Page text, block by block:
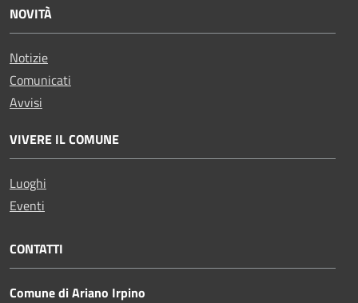
NOVITÀ
Notizie
Comunicati
Avvisi
VIVERE IL COMUNE
Luoghi
Eventi
CONTATTI
Comune di Ariano Irpino